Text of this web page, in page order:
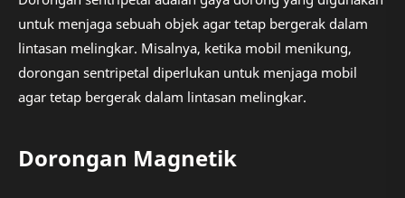
untuk menjaga sebuah objek agar tetap bergerak dalam
lintasan melingkar. Misalnya, ketika mobil menikung,
dorongan sentripetal diperlukan untuk menjaga mobil
agar tetap bergerak dalam lintasan melingkar.
Dorongan Magnetik